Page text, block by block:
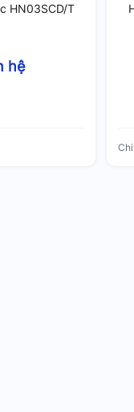
HN03SCD/T
hệ